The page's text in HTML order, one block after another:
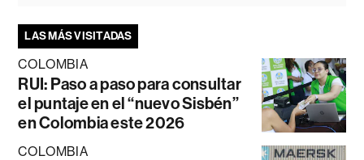
LAS MÁS VISITADAS
COLOMBIA
RUI: Paso a paso para consultar
el puntaje en el “nuevo Sisbén”
en Colombia este 2026
COLOMBIA